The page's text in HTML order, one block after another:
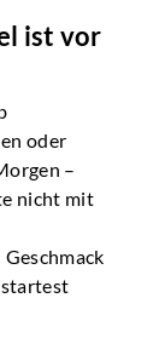
ist vor
oder
–
nicht mit
startest